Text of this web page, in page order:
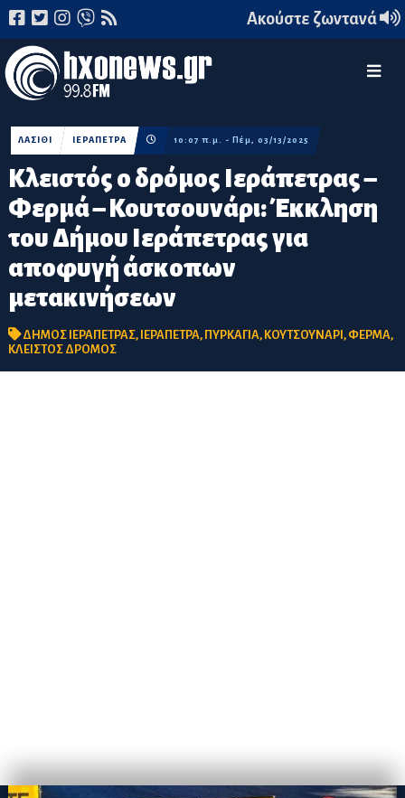
Ακούστε ζωντανά
Κλειστός ο δρόμος Ιεράπετρας –
Φερμά – Κουτσουνάρι: Έκκληση
του Δήμου Ιεράπετρας για
αποφυγή άσκοπων
μετακινήσεων
ΛΑΣΙΘΙ ΙΕΡΑΠΕΤΡΑ 10:07 π.μ. - Πέμ, 03/13/2025
ΔΗΜΟΣ ΙΕΡΑΠΕΤΡΑΣ, ΙΕΡΑΠΕΤΡΑ, ΠΥΡΚΑΓΙΑ, ΚΟΥΤΣΟΥΝΑΡΙ, ΦΕΡΜΑ,
ΚΛΕΙΣΤΟΣ ΔΡΟΜΟΣ